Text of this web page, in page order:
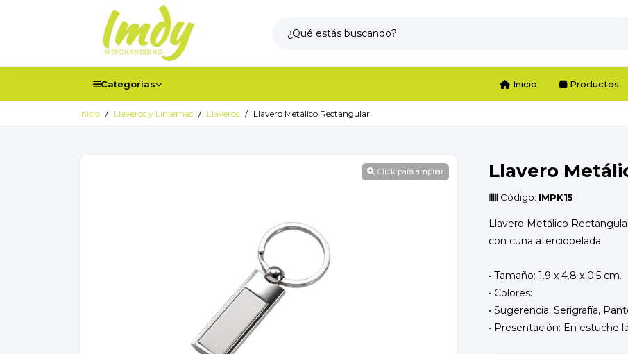
Categorías Inicio Productos
Inicio Llaveros y Linternas Llaveros Llavero Metálico Rectangular
Click para ampliar Llavero
Código: IMPK15
Llavero Metálico
con cuna aterciopelada.
• Tamaño: 1.9 x 4.8 x 0.5 cm.
• Colores:
• Sugerencia: Serigrafía,
• Presentación: En estuche